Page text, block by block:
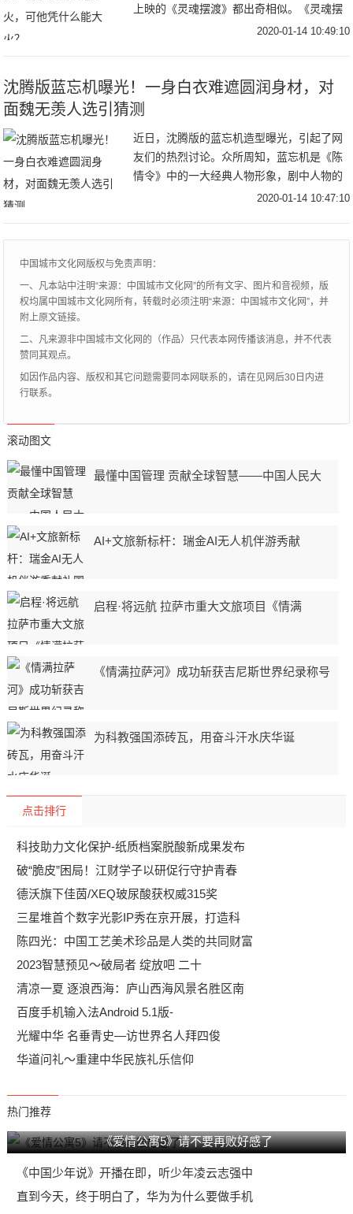
上映的《灵魂摆渡》都出奇相似。《灵魂摆
渡》中的九天玄女“王小娅”和作为“容器”的存
2020-01-14 10:49:10
沈腾版蓝忘机曝光！一身白衣难遮圆润身材，对
面魏无羡人选引猜测
近日，沈腾版的蓝忘机造型曝光，引起了网
友们的热烈讨论。众所周知，蓝忘机是《陈
情令》中的一大经典人物形象，剧中人物的
形象及装扮都深受众人喜爱，模仿者更是比
2020-01-14 10:47:10
中国城市文化网版权与免责声明：
一、凡本站中注明“来源：中国城市文化网”的所有文字、图片和音视频，版
权均属中国城市文化网所有，转载时必须注明“来源：中国城市文化网”，并
附上原文链接。
二、凡来源非中国城市文化网的（作品）只代表本网传播该消息，并不代表
赞同其观点。
如因作品内容、版权和其它问题需要同本网联系的，请在见网后30日内进
行联系。
滚动图文
最懂中国管理 贡献全球智慧——中国人民大
AI+文旅新标杆：瑞金AI无人机伴游秀献
启程·将远航 拉萨市重大文旅项目《情满
《情满拉萨河》成功斩获吉尼斯世界纪录称号
为科教强国添砖瓦，用奋斗汗水庆华诞
点击排行
科技助力文化保护-纸质档案脱酸新成果发布
破“脆皮”困局！江财学子以研促行守护青春
德沃旗下佳茵/XEQ玻尿酸获权威315奖
三星堆首个数字光影IP秀在京开展，打造科
陈四光：中国工艺美术珍品是人类的共同财富
2023智慧预见～破局者 绽放吧 二十
清凉一夏 逐浪西海：庐山西海风景名胜区南
百度手机输入法Android 5.1版-
光耀中华 名垂青史—访世界名人拜四俊
华道问礼～重建中华民族礼乐信仰
热门推荐
《爱情公寓5》请不要再败好感了
《中国少年说》开播在即，听少年凌云志强中
直到今天，终于明白了，华为为什么要做手机